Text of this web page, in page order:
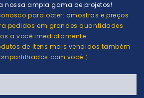
nossa ampla gama de projetos!
para obter: amostras e preços
pedidos em grandes quantidades
a você imediatamente.
de itens mais vendidos também
com você.）